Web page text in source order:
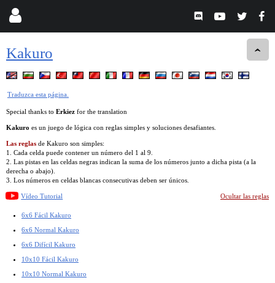
Kakuro
Traduzca esta página.
Special thanks to Erkiez for the translation
Kakuro es un juego de lógica con reglas simples y soluciones desafiantes.
Las reglas de Kakuro son simples:
1. Cada celda puede contener un número del 1 al 9.
2. Las pistas en las celdas negras indican la suma de los números junto a dicha pista (a la
derecha o abajo).
3. Los números en celdas blancas consecutivas deben ser únicos.
Vídeo Tutorial Ocultar las reglas
6x6 Fácil Kakuro
6x6 Normal Kakuro
6x6 Difícil Kakuro
10x10 Fácil Kakuro
10x10 Normal Kakuro